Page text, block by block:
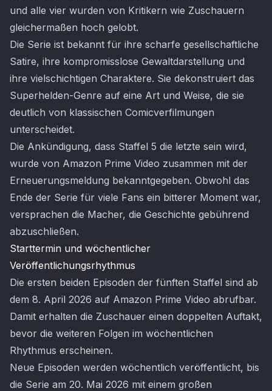
und alle vier wurden von Kritikern wie Zuschauern
gleichermaßen hoch gelobt.
Die Serie ist bekannt für ihre scharfe gesellschaftliche
Satire, ihre kompromisslose Gewaltdarstellung und
ihre vielschichtigen Charaktere. Sie dekonstruiert das
Superhelden-Genre auf eine Art und Weise, die sie
deutlich von klassischen Comicverfilmungen
unterscheidet.
Die Ankündigung, dass Staffel 5 die letzte sein wird,
wurde von Amazon Prime Video zusammen mit der
Erneuerungsmeldung bekanntgegeben. Obwohl das
Ende der Serie für viele Fans ein bitterer Moment war,
versprachen die Macher, die Geschichte gebührend
abzuschließen.
Starttermin und wöchentlicher
Veröffentlichungsrhythmus
Die ersten beiden Episoden der fünften Staffel sind ab
dem 8. April 2026 auf Amazon Prime Video abrufbar.
Damit erhalten die Zuschauer einen doppelten Auftakt,
bevor die weiteren Folgen im wöchentlichen
Rhythmus erscheinen.
Neue Episoden werden wöchentlich veröffentlicht, bis
die Serie am 20. Mai 2026 mit einem großen